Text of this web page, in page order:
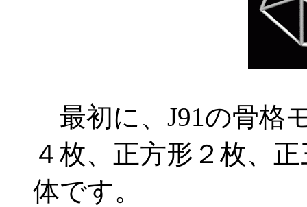
最初に、J91の骨格
４枚、正方形２枚、
体です。